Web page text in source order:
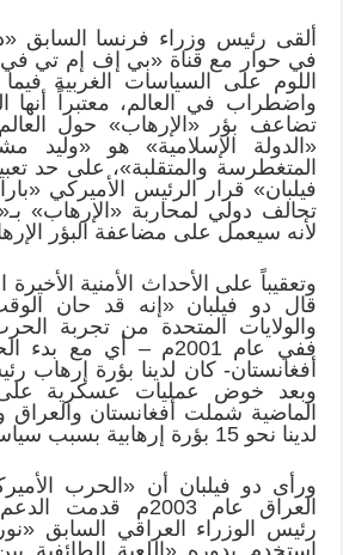
ألقى رئيس وزراء فرنسا السابق
في حوار مع قناة «بي إف إم تي
اللوم على السياسات الغربية
واضطراب في العالم، معتبراً
تضاعف بؤر «الإرهاب» حول
«الدولة الإسلامية» هو «وليد
المتغطرسة والمتقلبة»، على حد
فيلبان» قرار الرئيس الأميركي
تحالف دولي لمحاربة «الإرهاب»
لأنه سيعمل على مضاعفة البؤر
وتعقيباً على الأحداث الأمنية
قال دو فيلبان «إنه قد حان
والولايات المتحدة من تجربة
ففي عام 2001م – أي مع
أفغانستان- كان لدينا بؤرة إرهاب
الماضية شملت أفغانستان والعراق
لدينا نحو 15 بؤرة إرهابية بسبب سياساتنا المتناقضة».
ورأى دو فيلبان أن «الحرب
العراق عام 2003م
رئيس الوزراء العراقي السابق
استخدم بدوره «اللعبة الطائفية